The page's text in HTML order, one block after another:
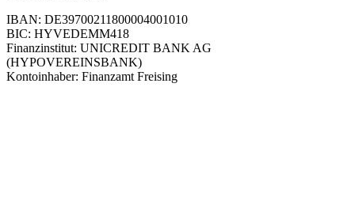
IBAN: DE39700211800004001010
BIC: HYVEDEMM418
Finanzinstitut: UNICREDIT BANK AG
(HYPOVEREINSBANK)
Kontoinhaber: Finanzamt Freising